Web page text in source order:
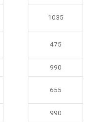
1035
475
990
655
990